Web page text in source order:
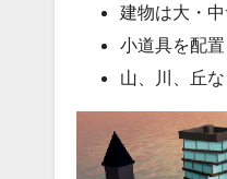
建物は大・
小道具を配
山、川、丘